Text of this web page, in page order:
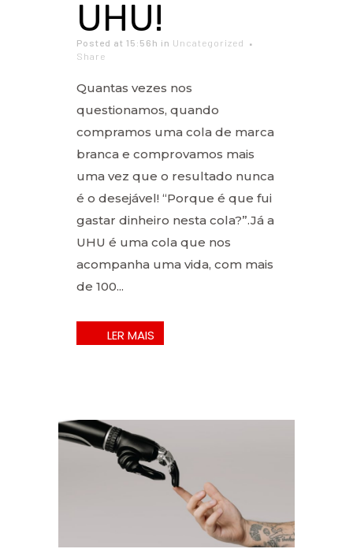
UHU!
Posted at 15:56h in Uncategorized
Share
Quantas vezes nos
questionamos, quando
compramos uma cola de marca
branca e comprovamos mais
uma vez que o resultado nunca
é o desejável! “Porque é que fui
gastar dinheiro nesta cola?”.Já a
UHU é uma cola que nos
acompanha uma vida, com mais
de 100...